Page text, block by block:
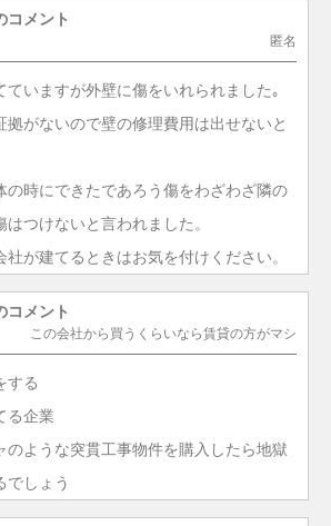
コメント
匿名
ていますが外壁に傷をいれられました｡
拠がないので壁の修理費用は出せないと
の時にできたであろう傷をわざわざ隣の
つけないと言われました。
が建てるときはお気を付けください。
コメント
この会社から買うくらいなら賃貸の方がマシ
する
る企業
のような突貫工事物件を購入したら地獄
でしょう